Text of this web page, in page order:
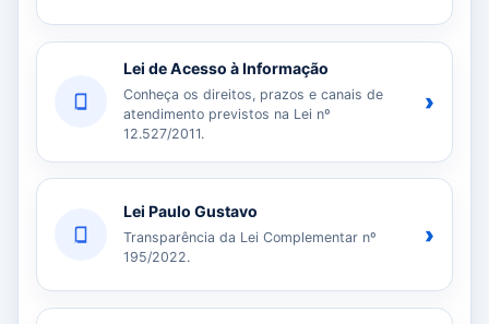
Lei de Acesso à Informação
Conheça os direitos, prazos e canais de
atendimento previstos na Lei nº
12.527/2011.
›
Lei Paulo Gustavo
Transparência da Lei Complementar nº
195/2022.
›